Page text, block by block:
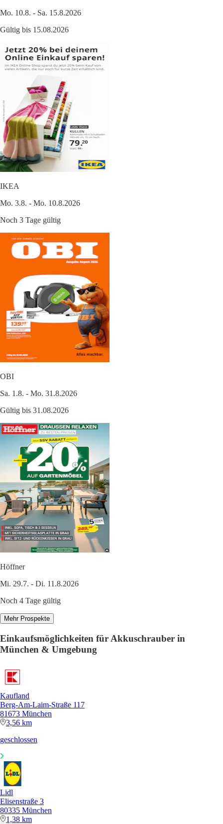
Mo. 10.8. - Sa. 15.8.2026
Gültig bis 15.08.2026
IKEA
Mo. 3.8. - Mo. 10.8.2026
Noch 3 Tage gültig
OBI
Sa. 1.8. - Mo. 31.8.2026
Gültig bis 31.08.2026
Höffner
Mi. 29.7. - Di. 11.8.2026
Noch 4 Tage gültig
Mehr Prospekte
Einkaufsmöglichkeiten für Akkuschrauber in
München & Umgebung
Kaufland
Berg-Am-Laim-Straße 117
81673 München
3,56 km
geschlossen
Lidl
Elisenstraße 3
80335 München
1,38 km